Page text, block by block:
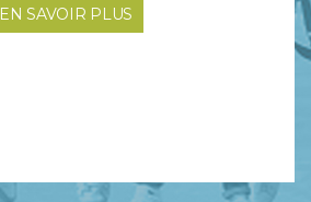
EN SAVOIR PLUS